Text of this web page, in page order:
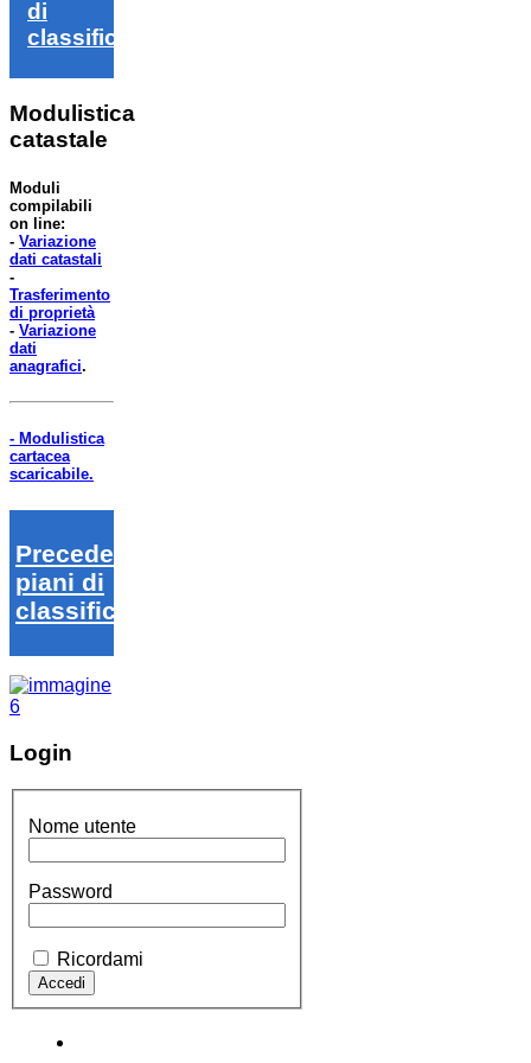
di
classifica
Modulistica
catastale
Moduli
compilabili
on line:
- Variazione
dati catastali
-
Trasferimento
di proprietà
- Variazione
dati
anagrafici.
- Modulistica
cartacea
scaricabile.
Precedenti
piani di
classifica
Login
Nome utente
Password
Ricordami